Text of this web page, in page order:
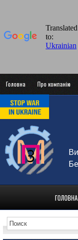
Головна Про компанію
ГОЛОВНА